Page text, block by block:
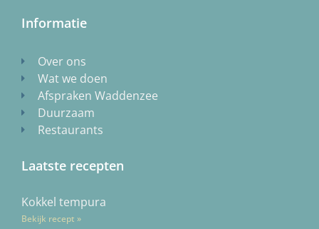
Informatie
Over ons
Wat we doen
Afspraken Waddenzee
Duurzaam
Restaurants
Laatste recepten
Kokkel tempura
Bekijk recept »